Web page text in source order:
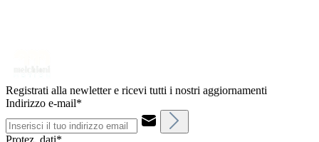
Registrati alla newletter e ricevi tutti i nostri aggiornamenti
Indirizzo e-mail*